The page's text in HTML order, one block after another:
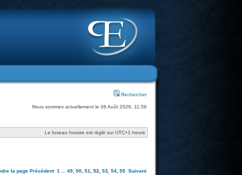
Rechercher
Nous sommes actuellement le 08 Août 2026, 11:56
Le fuseau horaire est réglé sur UTC+1 heure
la page Précédent 1 49, 50, 51 52 53, 54, 55 Suivant